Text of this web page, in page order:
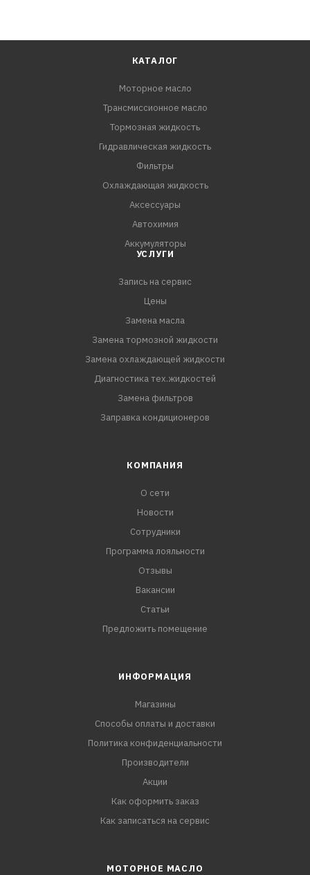
КАТАЛОГ
Моторное масло
Трансмиссионное масло
Тормозная жидкость
Гидравлическая жидкость
Фильтры
Охлаждающая жидкость
Аксессуары
Автохимия
Аккумуляторы
УСЛУГИ
Запись на сервис
Цены
Замена масла
Замена тормозной жидкости
Замена охлаждающей жидкости
Диагностика тех.жидкостей
Замена фильтров
Заправка кондиционеров
КОМПАНИЯ
О сети
Новости
Сотрудники
Программа лояльности
Отзывы
Вакансии
Статьи
Предложить помещение
ИНФОРМАЦИЯ
Магазины
Способы оплаты и доставки
Политика конфиденциальности
Производители
Акции
Как оформить заказ
Как записаться на сервис
МОТОРНОЕ МАСЛО